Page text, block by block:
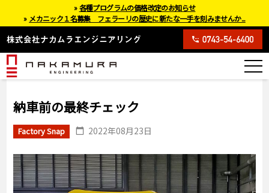
納車前の最終チェック
Factory Snap 2022年08月23日
»各種プログラムの価格改定のお知らせ
» メカニック１名募集 フェラーリの歴史に新たな一手を刻みませんか...